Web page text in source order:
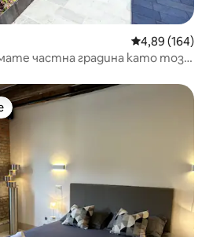
Средна
4,89 (164)
частна градина като този
на гостите